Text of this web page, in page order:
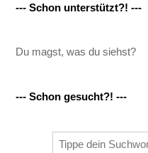
--- Schon unterstützt?! ---
Du magst, was du siehst?
--- Schon gesucht?! ---